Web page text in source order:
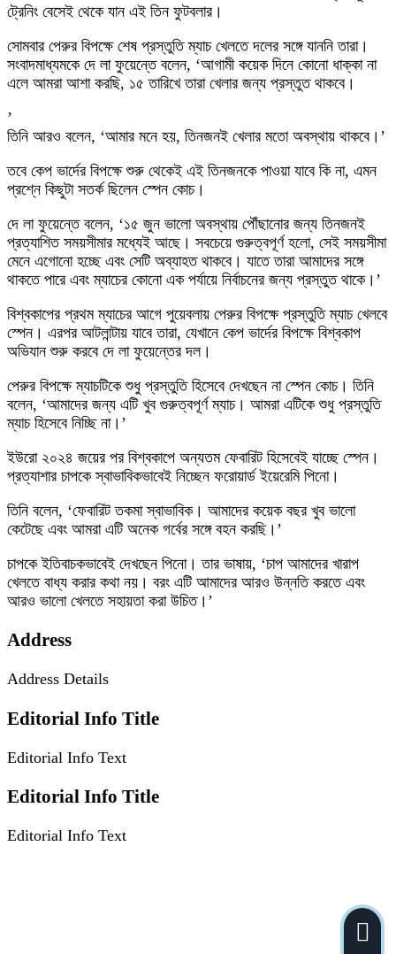
ট্রেনিং বেসেই থেকে যান এই তিন ফুটবলার।
সোমবার পেরুর বিপক্ষে শেষ প্রস্তুতি ম্যাচ খেলতে দলের সঙ্গে যাননি তারা।
সংবাদমাধ্যমকে দে লা ফুয়েন্তে বলেন, ‘আগামী কয়েক দিনে কোনো ধাক্কা না
এলে আমরা আশা করছি, ১৫ তারিখে তারা খেলার জন্য প্রস্তুত থাকবে।
’
তিনি আরও বলেন, ‘আমার মনে হয়, তিনজনই খেলার মতো অবস্থায় থাকবে।’
তবে কেপ ভার্দের বিপক্ষে শুরু থেকেই এই তিনজনকে পাওয়া যাবে কি না, এমন
প্রশ্নে কিছুটা সতর্ক ছিলেন স্পেন কোচ।
দে লা ফুয়েন্তে বলেন, ‘১৫ জুন ভালো অবস্থায় পৌঁছানোর জন্য তিনজনই
প্রত্যাশিত সময়সীমার মধ্যেই আছে। সবচেয়ে গুরুত্বপূর্ণ হলো, সেই সময়সীমা
মেনে এগোনো হচ্ছে এবং সেটি অব্যাহত থাকবে। যাতে তারা আমাদের সঙ্গে
থাকতে পারে এবং ম্যাচের কোনো এক পর্যায়ে নির্বাচনের জন্য প্রস্তুত থাকে।’
বিশ্বকাপের প্রথম ম্যাচের আগে পুয়েবলায় পেরুর বিপক্ষে প্রস্তুতি ম্যাচ খেলবে
স্পেন। এরপর আটলান্টায় যাবে তারা, যেখানে কেপ ভার্দের বিপক্ষে বিশ্বকাপ
অভিযান শুরু করবে দে লা ফুয়েন্তের দল।
পেরুর বিপক্ষে ম্যাচটিকে শুধু প্রস্তুতি হিসেবে দেখছেন না স্পেন কোচ। তিনি
বলেন, ‘আমাদের জন্য এটি খুব গুরুত্বপূর্ণ ম্যাচ। আমরা এটিকে শুধু প্রস্তুতি
ম্যাচ হিসেবে নিচ্ছি না।’
ইউরো ২০২৪ জয়ের পর বিশ্বকাপে অন্যতম ফেবারিট হিসেবেই যাচ্ছে স্পেন।
প্রত্যাশার চাপকে স্বাভাবিকভাবেই নিচ্ছেন ফরোয়ার্ড ইয়েরেমি পিনো।
তিনি বলেন, ‘ফেবারিট তকমা স্বাভাবিক। আমাদের কয়েক বছর খুব ভালো
কেটেছে এবং আমরা এটি অনেক গর্বের সঙ্গে বহন করছি।’
চাপকে ইতিবাচকভাবেই দেখছেন পিনো। তার ভাষায়, ‘চাপ আমাদের খারাপ
খেলতে বাধ্য করার কথা নয়। বরং এটি আমাদের আরও উন্নতি করতে এবং
আরও ভালো খেলতে সহায়তা করা উচিত।’
Address
Address Details
Editorial Info Title
Editorial Info Text
Editorial Info Title
Editorial Info Text